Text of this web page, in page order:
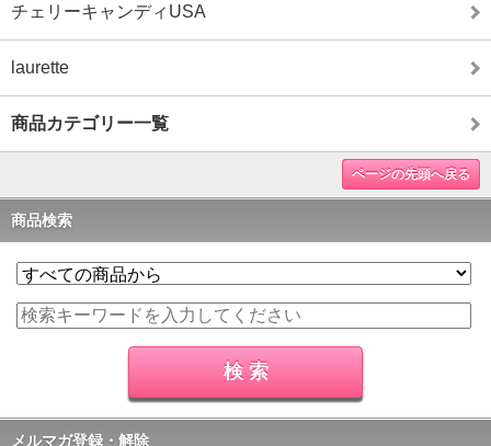
チェリーキャンディUSA
laurette
商品カテゴリー一覧
ページの先頭へ戻る
商品検索
メルマガ登録・解除